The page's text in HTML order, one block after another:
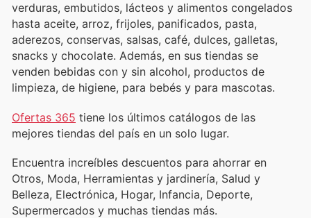
verduras, embutidos, lácteos y alimentos congelados
hasta aceite, arroz, frijoles, panificados, pasta,
aderezos, conservas, salsas, café, dulces, galletas,
snacks y chocolate. Además, en sus tiendas se
venden bebidas con y sin alcohol, productos de
limpieza, de higiene, para bebés y para mascotas.
Ofertas 365 tiene los últimos catálogos de las
mejores tiendas del país en un solo lugar.
Encuentra increíbles descuentos para ahorrar en
Otros, Moda, Herramientas y jardinería, Salud y
Belleza, Electrónica, Hogar, Infancia, Deporte,
Supermercados y muchas tiendas más.